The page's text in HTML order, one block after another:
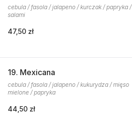
cebula / fasola / jalapeno / kurczak / papryka /
salami
47,50 zł
19. Mexicana
cebula / fasola / jalapeno / kukurydza / mięso
mielone / papryka
44,50 zł